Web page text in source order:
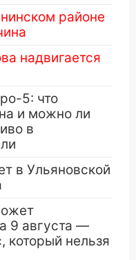
районе
надвигается
5: что
и можно ли
в
в Ульяновской
9 августа —
который нельзя